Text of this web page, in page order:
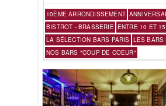
10ÈME ARRONDISSEMENT
BISTROT - BRASSERIE ENTRE 10 ET
LA SÉLECTION BARS PARIS LES BARS
NOS BARS "COUP DE COEUR"